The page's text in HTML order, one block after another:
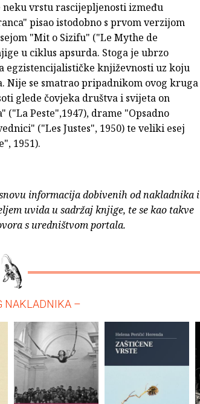
vrstu rascijepljenosti između
pisao istodobno s prvom verzijom
"Mit o Sizifu" ("Le Mythe de
u ciklus apsurda. Stoga je ubrzo
egzistencijalističke književnosti uz koju
Nije se smatrao pripadnikom ovog kruga
glede čovjeka društva i svijeta on
Peste",1947), drame "Opsadno
("Les Justes", 1950) te veliki esej
1951).
informacija dobivenih od nakladnika i
uvida u sadržaj knjige, te se kao takve
s uredništvom portala.
NAKLADNIKA –